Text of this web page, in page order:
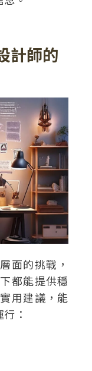
計師的
面的挑戰，
都能提供穩
用建議，能
：